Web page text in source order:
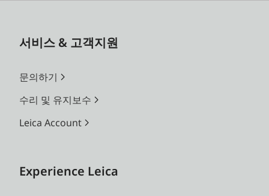
서비스 & 고객지원
문의하기
수리 및 유지보수
Leica Account
Experience Leica